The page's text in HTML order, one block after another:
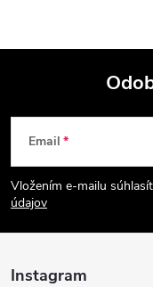
Z
á
p
ä
Email
Vložením e-mailu
údajov
Instagram